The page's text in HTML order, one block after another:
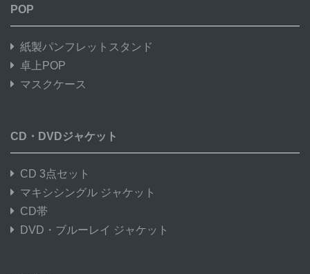
POP
紙製パンフレットスタンド
卓上POP
マスクケース
CD・DVDジャケット
CD 3点セット
マキシシングル ジャケット
CD帯
DVD・ブルーレイ ジャケット